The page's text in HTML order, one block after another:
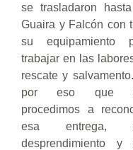
se trasladaron
Guaira y Falcón con
su equipamiento
trabajar en las
rescate y
por eso que
procedimos a
esa entrega,
desprendimiento y